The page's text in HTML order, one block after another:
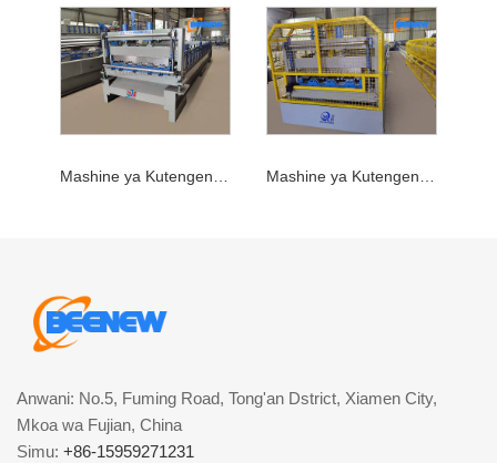
Anwani: No.5, Fuming Road, Tong'an Dstrict, Xiamen City,
Mkoa wa Fujian, China
Simu: +86-15959271231